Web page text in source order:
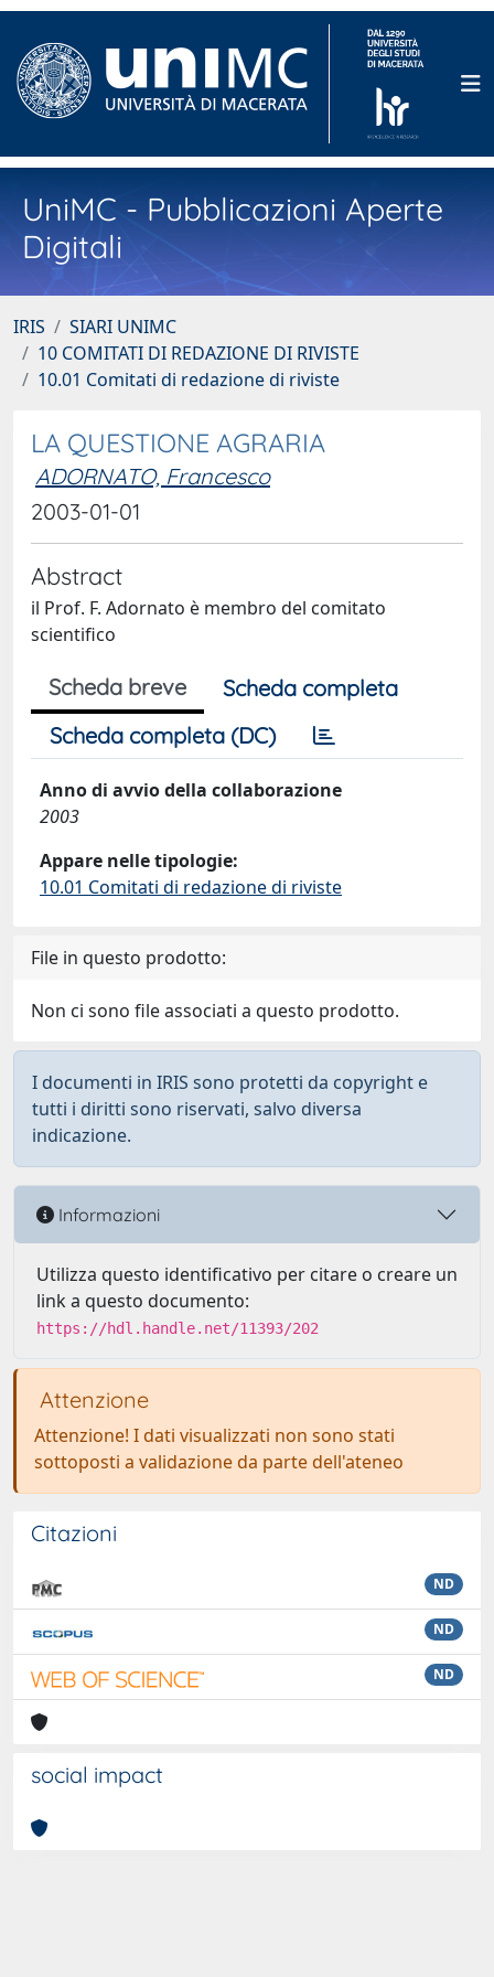
UniMC - Pubblicazioni Aperte
Digitali
IRIS
SIARI UNIMC
10 COMITATI DI REDAZIONE DI RIVISTE
10.01 Comitati di redazione di riviste
LA QUESTIONE AGRARIA
ADORNATO, Francesco
2003-01-01
Abstract
il Prof. F. Adornato è membro del comitato
scientifico
Scheda breve
Scheda completa
Scheda completa (DC)
Anno di avvio della collaborazione
2003
Appare nelle tipologie:
10.01 Comitati di redazione di riviste
File in questo prodotto:
Non ci sono file associati a questo prodotto.
I documenti in IRIS sono protetti da copyright e
tutti i diritti sono riservati, salvo diversa
indicazione.
Informazioni
Utilizza questo identificativo per citare o creare un
link a questo documento:
https://hdl.handle.net/11393/202
Attenzione
Attenzione! I dati visualizzati non sono stati
sottoposti a validazione da parte dell'ateneo
Citazioni
ND
ND
ND
social impact